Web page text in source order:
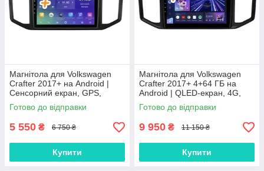
Магнітола для Volkswagen
Crafter 2017+ на Android |
Сенсорний екран, GPS,
Bluetooth, камера
Готово до відправки
5 550 ₴ 6 750 ₴
Купити
Магнітола для Volkswagen
Crafter 2017+ 4+64 ГБ на
Android | QLED-екран, 4G,
Bluetooth
Готово до відправки
9 950 ₴ 11 150 ₴
Купити